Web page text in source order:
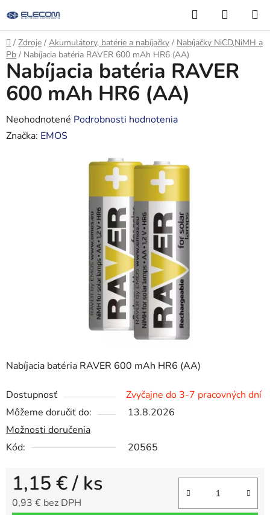
na
obsah
Hľadať
KOŠÍK
Domov
/ Zdroje / Akumulátory, batérie a nabíjačky / Nabíjačky NiCD,NiMH a
Pb / Nabíjacia batéria RAVER 600 mAh HR6 (AA)
Nabíjacia batéria RAVER 600 mAh HR6 (AA)
Dostupnosť
Zvyčajne do 3-7 pracovných dní
Môžeme doručiť do:
13.8.2026
Možnosti doručenia
Kód:
20565
1,15 €/ ks
0,93 € bez DPH
Nabíjacia batéria RAVER
600 mAh HR6 (AA)
Priemerné
hodnotenie
Neohodnotené Podrobnosti hodnotenia
Značka: EMOS